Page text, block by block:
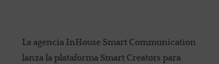
La agencia InHouse Smart Communication
lanza la plataforma Smart Creators para